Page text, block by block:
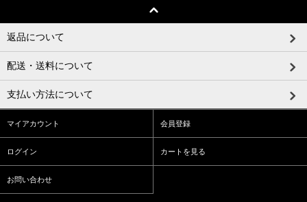
返品について
配送・送料について
支払い方法について
マイアカウント 会員登録
ログイン カートを見る
お問い合わせ